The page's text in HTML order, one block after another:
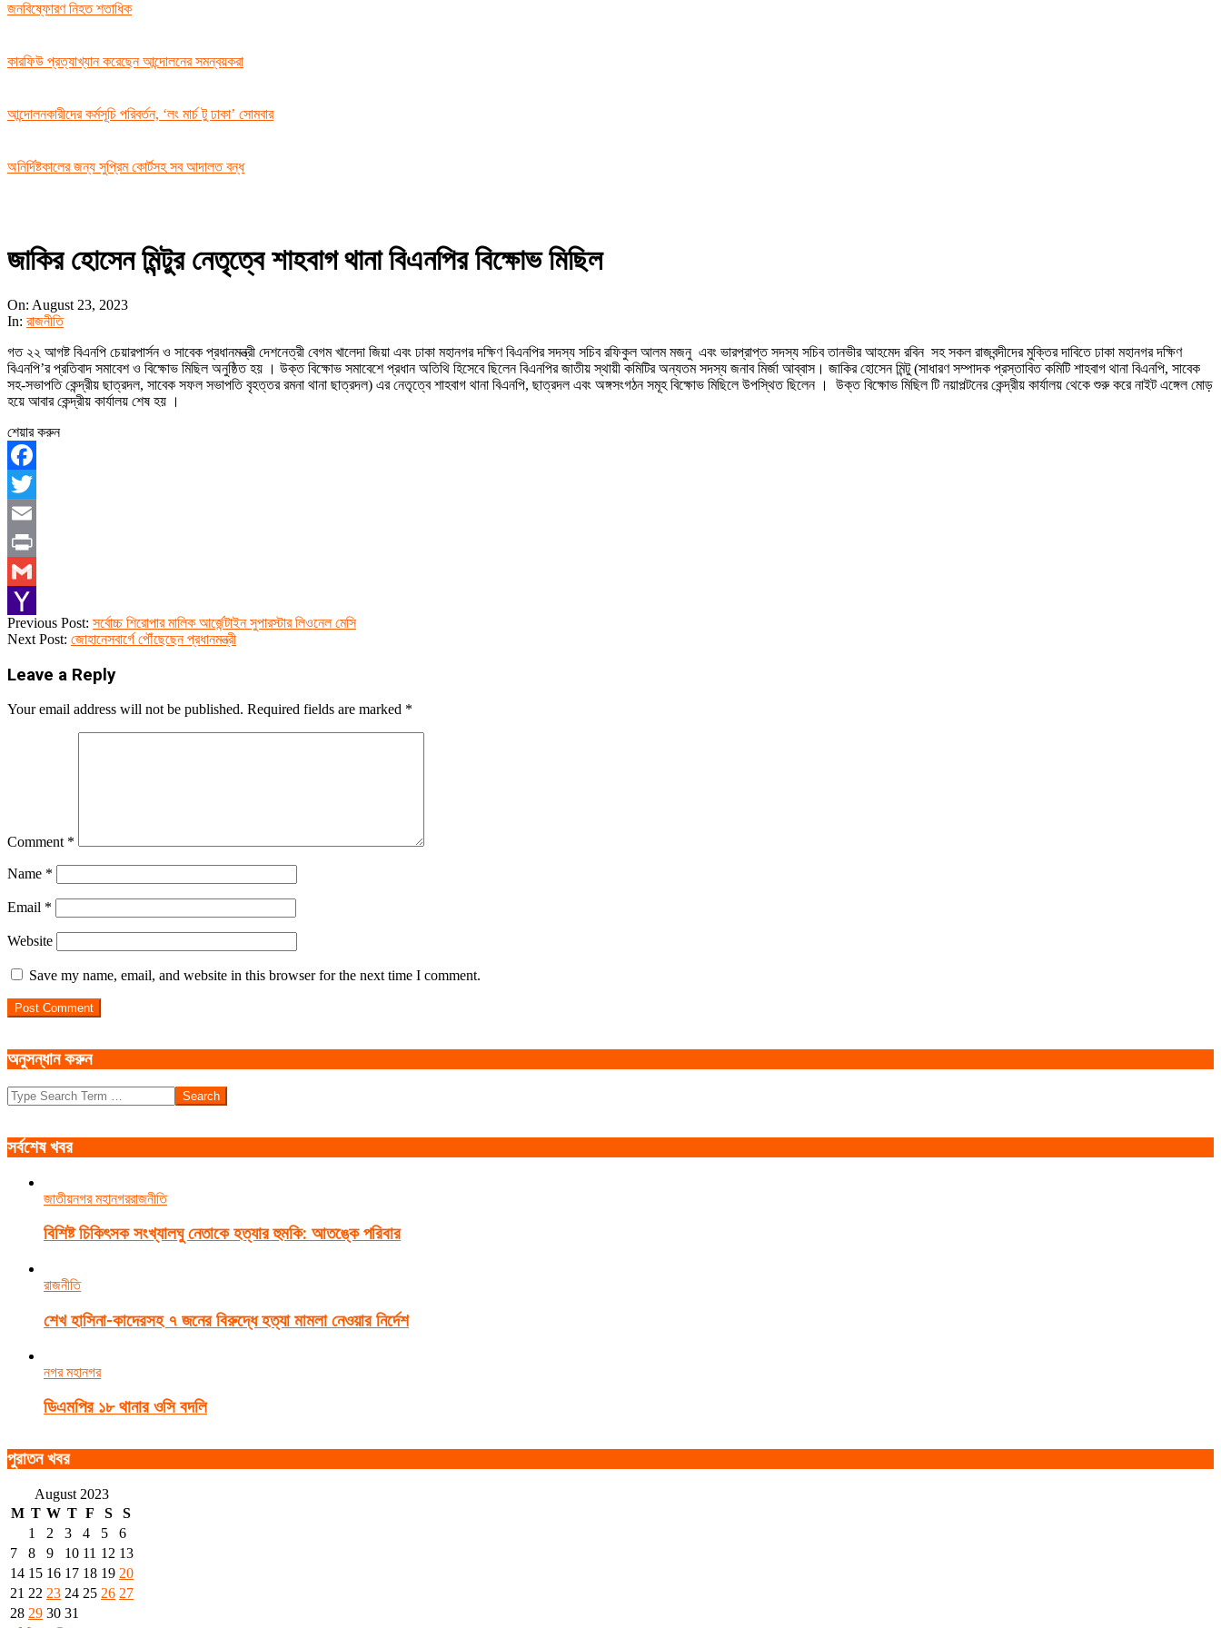
জনবিষ্ফোরণ নিহত শতাধিক
কারফিউ প্রত্যাখ্যান করেছেন আন্দোলনের সমন্বয়করা
আন্দোলনকারীদের কর্মসূচি পরিবর্তন, ‘লং মার্চ টু ঢাকা’ সোমবার
অনির্দিষ্টকালের জন্য সুপ্রিম কোর্টসহ সব আদালত বন্ধ
জাকির হোসেন মিন্টুর নেতৃত্বে শাহবাগ থানা বিএনপির বিক্ষোভ মিছিল
On: August 23, 2023
In: রাজনীতি
গত ২২ আগষ্ট বিএনপি চেয়ারপার্সন ও সাবেক প্রধানমন্ত্রী দেশনেত্রী বেগম খালেদা জিয়া এবং ঢাকা মহানগর দক্ষিণ বিএনপির সদস্য সচিব রফিকুল আলম মজনু এবং ভারপ্রাপ্ত সদস্য সচিব তানভীর আহমেদ রবিন সহ সকল রাজবন্দীদের মুক্তির দাবিতে ঢাকা মহানগর দক্ষিণ
বিএনপি’র প্রতিবাদ সমাবেশ ও বিক্ষোভ মিছিল অনুষ্ঠিত হয় । উক্ত বিক্ষোভ সমাবেশে প্রধান অতিথি হিসেবে ছিলেন বিএনপির জাতীয় স্থায়ী কমিটির অন্যতম সদস্য জনাব মির্জা আব্বাস। জাকির হোসেন মিন্টু (সাধারণ সম্পাদক প্রস্তাবিত কমিটি শাহবাগ থানা বিএনপি, সাবেক
সহ-সভাপতি কেন্দ্রীয় ছাত্রদল, সাবেক সফল সভাপতি বৃহত্তর রমনা থানা ছাত্রদল) এর নেতৃত্বে শাহবাগ থানা বিএনপি, ছাত্রদল এবং অঙ্গসংগঠন সমূহ বিক্ষোভ মিছিলে উপস্থিত ছিলেন । উক্ত বিক্ষোভ মিছিল টি নয়াপল্টনের কেন্দ্রীয় কার্যালয় থেকে শুরু করে নাইট এঙ্গেল মোড়
হয়ে আবার কেন্দ্রীয় কার্যালয় শেষ হয় ।
শেয়ার করুন
Facebook
Twitter
Email
Print
Gmail
Yahoo
2023-
08-
Previous Post: সর্বোচ্চ শিরোপার মালিক আর্জেন্টাইন সুপারস্টার লিওনেল মেসি
Next Post: জোহানেসবার্গে পৌঁছেছেন প্রধানমন্ত্রী
Leave a Reply
Your email address will not be published. Required fields are marked *
Comment *
Name *
Email *
Website
Save my name, email, and website in this browser for the next time I comment.
অনুসন্ধান করুন
Search
সর্বশেষ খবর
জাতীয়নগর মহানগররাজনীতি
বিশিষ্ট চিকিৎসক সংখ্যালঘু নেতাকে হত্যার হুমকি: আতঙ্কে পরিবার
রাজনীতি
শেখ হাসিনা-কাদেরসহ ৭ জনের বিরুদ্ধে হত্যা মামলা নেওয়ার নির্দেশ
নগর মহানগর
ডিএমপির ১৮ থানার ওসি বদলি
পুরাতন খবর
August 2023
M T W T F S
S
1
2 3 4 5
6
7
8 9 10 11 12 13
14 15 16 17 18 19 20
21 22 23 24 25 26 27
28 29 30 31